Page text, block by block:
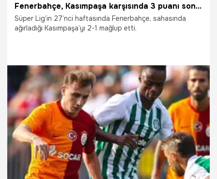
Fenerbahçe, Kasımpaşa karşısında 3 puanı son dakika golü ile aldı
Süper Lig’in 27’nci haftasında Fenerbahçe, sahasında
ağırladığı Kasımpaşa’yı 2-1 mağlup etti.
24.02.2024 Fenerbahçe